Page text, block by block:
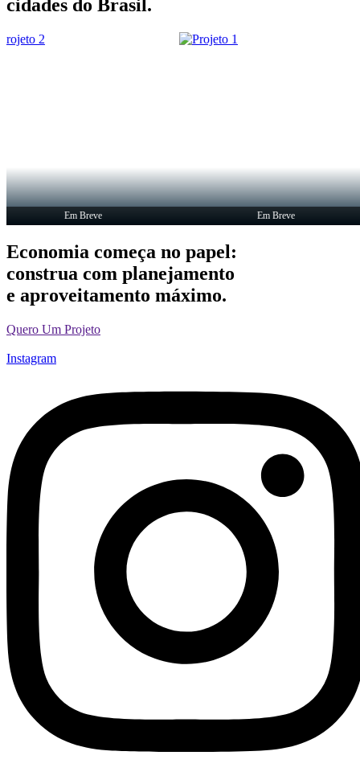
cidades do Brasil.
Em Breve Em Breve
Economia começa no papel:
construa com planejamento
e aproveitamento máximo.
Quero Um Projeto
Instagram